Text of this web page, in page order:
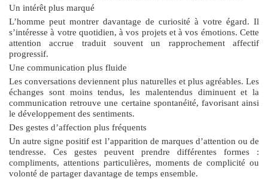
Un intérêt plus marqué
L’homme peut montrer davantage de curiosité à votre égard. Il
s’intéresse à votre quotidien, à vos projets et à vos émotions. Cette
attention accrue traduit souvent un rapprochement affectif
progressif.
Une communication plus fluide
Les conversations deviennent plus naturelles et plus agréables. Les
échanges sont moins tendus, les malentendus diminuent et la
communication retrouve une certaine spontanéité, favorisant ainsi
le développement des sentiments.
Des gestes d’affection plus fréquents
Un autre signe positif est l’apparition de marques d’attention ou de
tendresse. Ces gestes peuvent prendre différentes formes :
compliments, attentions particulières, moments de complicité ou
volonté de partager davantage de temps ensemble.